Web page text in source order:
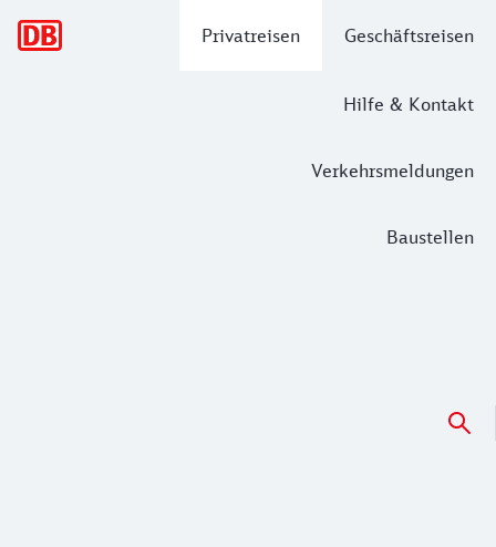
Privatreisen Geschäftsreisen
Hilfe & Kontakt
Verkehrsmeldungen
Baustellen